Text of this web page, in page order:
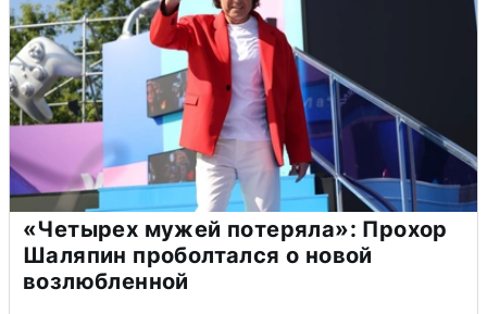
«Четырех мужей потеряла»: Прохор
Шаляпин проболтался о новой
возлюбленной